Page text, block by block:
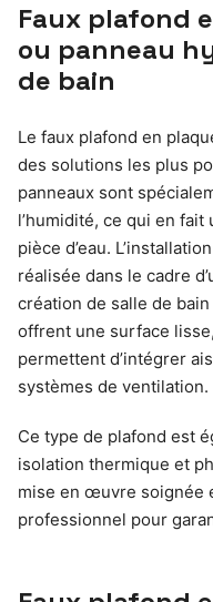
Faux plafond
ou panneau
de bain
Le faux plafond en
des solutions les plus
panneaux sont
l’humidité, ce qui en
pièce d’eau.
réalisée dans le cadre
création de salle de
offrent une surface
permettent d’intégrer
systèmes de ventilation.
Ce type de plafond est
isolation thermique et
mise en œuvre soignée
professionnel pour